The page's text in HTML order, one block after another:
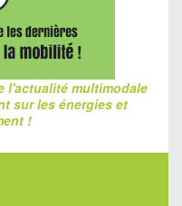
l'actualité multimodale
sur les énergies et
!